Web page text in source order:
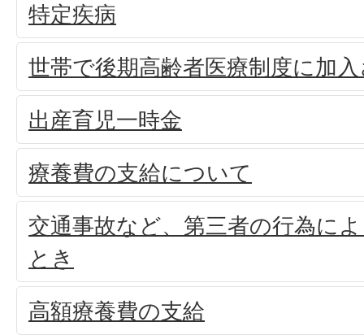
特定疾病
世帯で後期高齢者医療制度に加
出産育児一時金
療養費の支給について
交通事故など、第三者の行為に
とき
高額療養費の支給